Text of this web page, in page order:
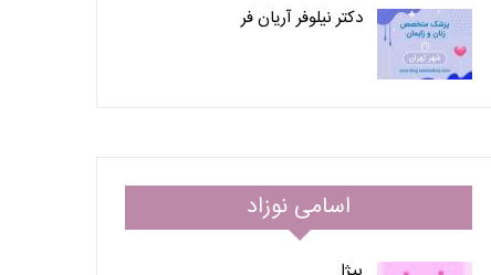
دکتر نیلوفر آریان فر
اسامی نوزاد